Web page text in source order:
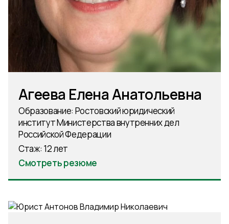
Агеева Елена Анатольевна
Образование: Ростовский юридический
институт Министерства внутренних дел
Российской Федерации
Стаж: 12 лет
Смотреть резюме